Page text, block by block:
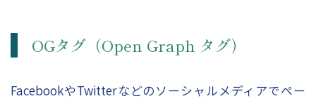
OGタグ（Open Graph タグ）
FacebookやTwitterなどのソーシャルメディアでペー